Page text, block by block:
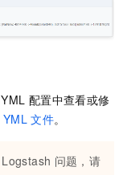
YML 配置中查看或修
YML 文件。
Logstash 问题，请